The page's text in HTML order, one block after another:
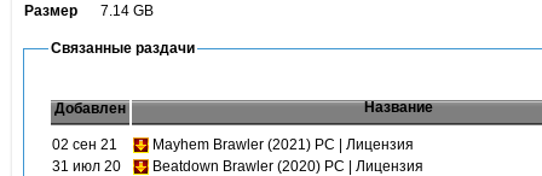
Размер
7.14 GB
Связанные раздачи
Добавлен Название
02 сен 21
Mayhem Brawler (2021) PC | Лицензия
31 июл 20
Beatdown Brawler (2020) PC | Лицензия